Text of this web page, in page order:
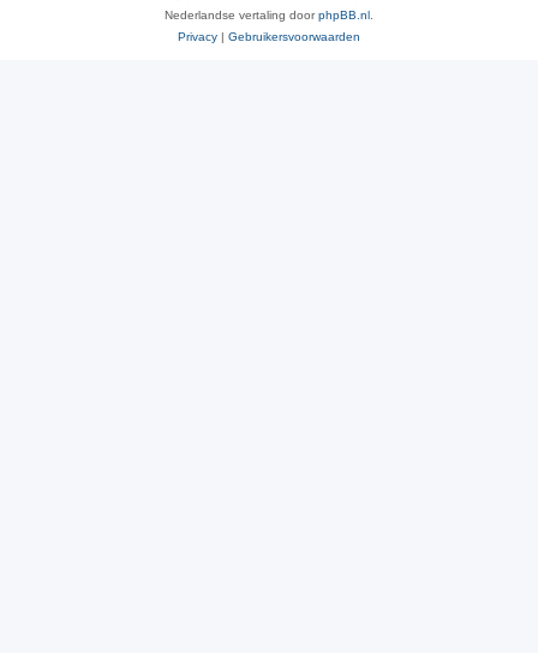
Nederlandse vertaling doorphpBB.nl
Privacy | Gebruikersvoorwaarden